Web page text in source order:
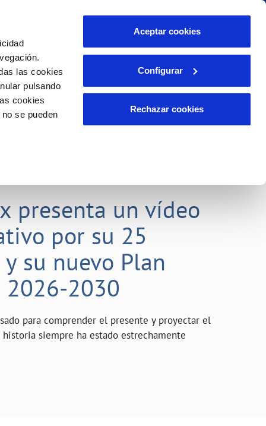
las cookies
pulsando
cookies
se pueden
Aceptar cookies
Configurar
Rechazar cookies
INCIDENCIAS
Comunica anomalías o posibles
PORTAL DE TRANSPARENCIA
Área de clientes Se abre en otra
presenta un vídeo
por su 25
su nuevo Plan
2026-2030
para comprender el presente y proyectar el
siempre ha estado estrechamente